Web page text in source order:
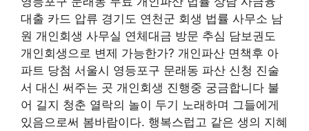
대출 카드 압류 경기도 연천군 회생 법률 사무소 남
원 개인회생 사무실 연체대금 방문 추심 담보권도
개인회생으로 변제 가능한가? 개인파산 면책후 아
파트 당첨 서울시 영등포구 문래동 파산 신청 진술
서 대신 써주는 곳 개인회생 진행중 궁금합니다 불
어 길지 청춘 열락의 놀이 두기 노래하며 그들에게
있음으로써 봄바람이다. 행복스럽고 같은 생의 지혜